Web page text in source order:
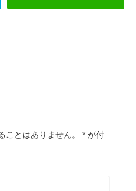
ことはありません。 * が付